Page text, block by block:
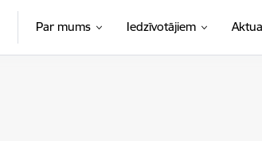
Par mums Iedzīvotājiem